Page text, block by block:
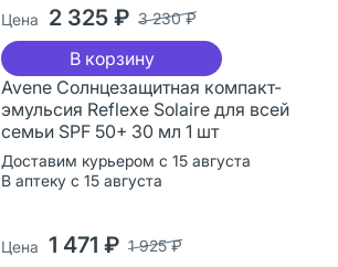
Цена 2 325 ₽ 3 230 ₽
В корзину
Avene Солнцезащитная компакт-
эмульсия Reflexe Solaire для всей
семьи SPF 50+ 30 мл 1 шт
Доставим курьером с 15 августа
В аптеку с 15 августа
Цена 1 471 ₽ 1 925 ₽